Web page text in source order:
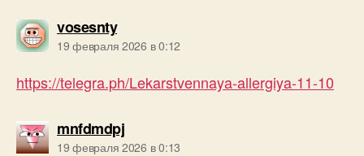
vosesntyпишет:
19 февраля 2026 в 0:12
https://telegra.ph/Lekarstvennaya-allergiya-11-10
mnfdmdpjпишет:
19 февраля 2026 в 0:13